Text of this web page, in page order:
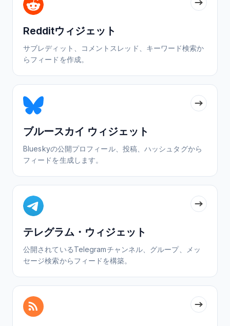
Redditウィジェット
サブレディット、コメントスレッド、キーワード検索か
らフィードを作成。
ブルースカイ ウィジェット
Blueskyの公開プロフィール、投稿、ハッシュタグから
フィードを生成します。
テレグラム・ウィジェット
公開されているTelegramチャンネル、グループ、メッ
セージ検索からフィードを構築。